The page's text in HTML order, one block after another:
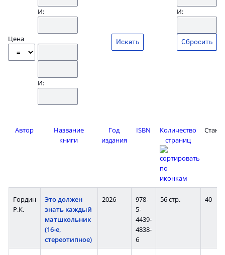
И: И:
Цена
И:
Сбросить
Автор
Название
книги
Год
издания
ISBN
Количество
страниц
Гордин
Р.К.
Это должен
знать каждый
матшкольник
(16-е,
стереотипное)
2026
978-
5-
4439-
4838-
6
56 стр. 40